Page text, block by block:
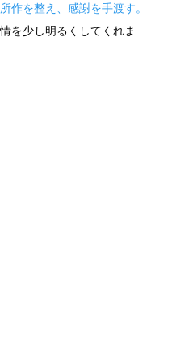
作を整え、感謝を手渡す。
を少し明るくしてくれま